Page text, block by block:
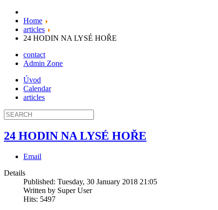
Home
articles
24 HODIN NA LYSÉ HOŘE
contact
Admin Zone
Úvod
Calendar
articles
24 HODIN NA LYSÉ HOŘE
Email
Details
Published: Tuesday, 30 January 2018 21:05
Written by Super User
Hits: 5497